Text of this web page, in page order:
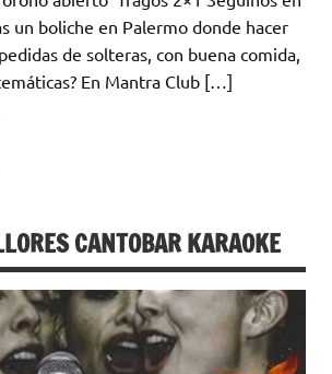
un boliche en Palermo donde hacer
de solteras, con buena comida,
En Mantra Club […]
CANTOBAR KARAOKE